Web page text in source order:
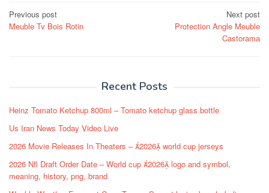
Post
navigation
Previous post
Meuble Tv Bois Rotin
Next post
Protection Angle Meuble
Castorama
Recent Posts
Heinz Tomato Ketchup 800ml – Tomato ketchup glass bottle
Us Iran News Today Video Live
2026 Movie Releases In Theaters – 2026 world cup jerseys
2026 Nfl Draft Order Date – World cup 2026 logo and symbol,
meaning, history, png, brand